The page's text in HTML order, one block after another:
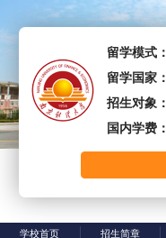
留学模式：
留学国家：
招生对象：
国内学费：
学校首页 招生简章